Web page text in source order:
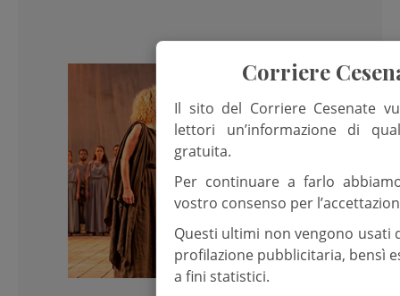
Corriere
Il sito del Corriere Cesenate
lettori un’informazione di
gratuita.
Per continuare a farlo
vostro consenso per
Questi ultimi non vengono usati
profilazione pubblicitaria, bensì
a fini statistici.